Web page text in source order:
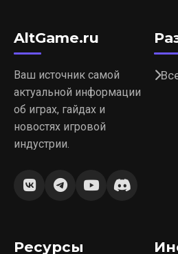
AltGame.ru
Ваш источник самой
актуальной информации
об играх, гайдах и
новостях игровой
индустрии.
Ресурсы